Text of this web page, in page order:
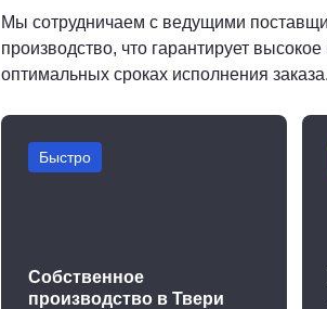
Мы сотрудничаем с ведущими
производство, что гарантирует
оптимальных сроках исполнения заказа.
Быстро
Собственное
производство в Твери